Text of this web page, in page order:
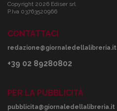
Copyright 2026 Ediser srl
P.Iva 03763520966
CONTATTACI
redazione@giornaledellalibreria.it
+39 02 89280802
PER LA PUBBLICITÀ
pubblicita@giornaledellalibreria.it